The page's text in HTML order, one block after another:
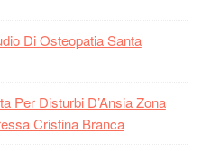
Di Osteopatia Santa
Per Disturbi D’Ansia Zona
Cristina Branca